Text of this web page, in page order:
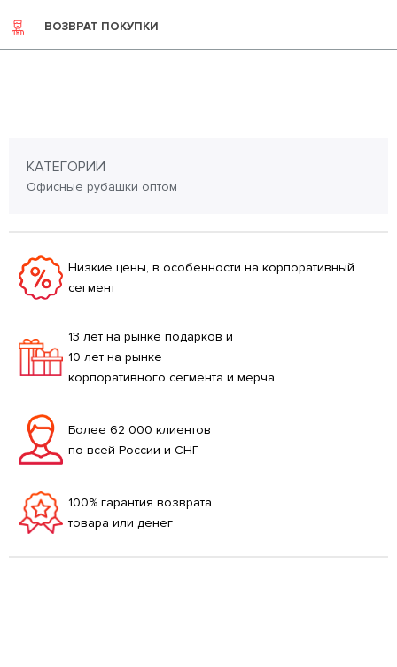
ВОЗВРАТ ПОКУПКИ
КАТЕГОРИИ
Офисные рубашки оптом
Низкие цены, в особенности на корпоративный
сегмент
13 лет на рынке подарков и
10 лет на рынке
корпоративного сегмента и мерча
Более 62 000 клиентов
по всей России и СНГ
100% гарантия возврата
товара или денег